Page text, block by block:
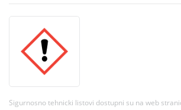
Sigurnosno tehnicki listovi dostupni su na web